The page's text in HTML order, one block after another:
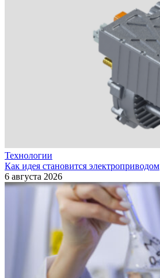
Технологии
Как идея становится электроприводом
6 августа 2026